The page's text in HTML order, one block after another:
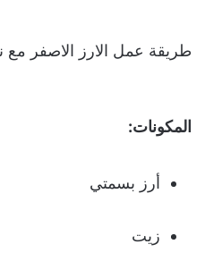
طريقة عمل الارز الاصفر مع
المكونات:
أرز بسمتي
زيت